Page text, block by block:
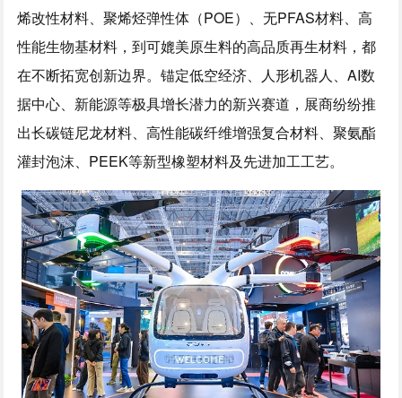
烯改性材料、聚烯烃弹性体（POE）、无PFAS材料、高
性能生物基材料，到可媲美原生料的高品质再生材料，都
在不断拓宽创新边界。锚定低空经济、人形机器人、AI数
据中心、新能源等极具增长潜力的新兴赛道，展商纷纷推
出长碳链尼龙材料、高性能碳纤维增强复合材料、聚氨酯
灌封泡沫、PEEK等新型橡塑材料及先进加工工艺。